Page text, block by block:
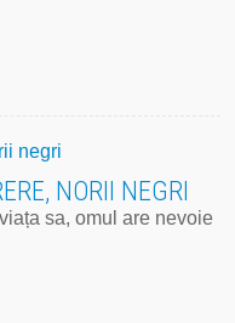
NORII NEGRI
sa, omul are nevoie